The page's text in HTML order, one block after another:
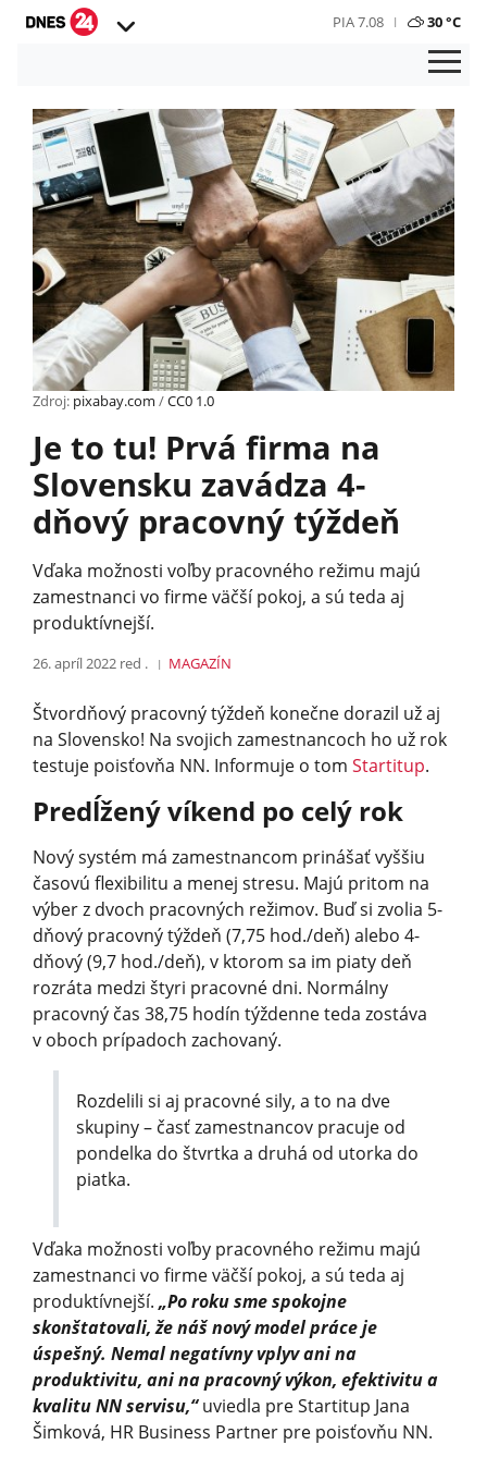
PIA 7.08 30 °C
Zdroj: pixabay.com /CC0 1.0
Je to tu! Prvá firma na
Slovensku zavádza 4-
dňový pracovný týždeň
Vďaka možnosti voľby pracovného režimu majú
zamestnanci vo firme väčší pokoj, a sú teda aj
produktívnejší.
26. apríl 2022 red . MAGAZÍN
Štvordňový pracovný týždeň konečne dorazil už aj
na Slovensko! Na svojich zamestnancoch ho už rok
testuje poisťovňa NN. Informuje o tom Startitup.
Predĺžený víkend po celý rok
Nový systém má zamestnancom prinášať vyššiu
časovú flexibilitu a menej stresu. Majú pritom na
výber z dvoch pracovných režimov. Buď si zvolia 5-
dňový pracovný týždeň (7,75 hod./deň) alebo 4-
dňový (9,7 hod./deň), v ktorom sa im piaty deň
rozráta medzi štyri pracovné dni. Normálny
pracovný čas 38,75 hodín týždenne teda zostáva
v oboch prípadoch zachovaný.
Rozdelili si aj pracovné sily, a to na dve
skupiny – časť zamestnancov pracuje od
pondelka do štvrtka a druhá od utorka do
piatka.
Vďaka možnosti voľby pracovného režimu majú
zamestnanci vo firme väčší pokoj, a sú teda aj
produktívnejší. „Po roku sme spokojne
skonštatovali, že náš nový model práce je
úspešný. Nemal negatívny vplyv ani na
produktivitu, ani na pracovný výkon, efektivitu a
kvalitu NN servisu,“uviedla pre Startitup Jana
Šimková, HR Business Partner pre poisťovňu NN.